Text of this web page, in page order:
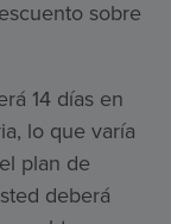
sobre
14 días en
lo que varía
plan de
deberá